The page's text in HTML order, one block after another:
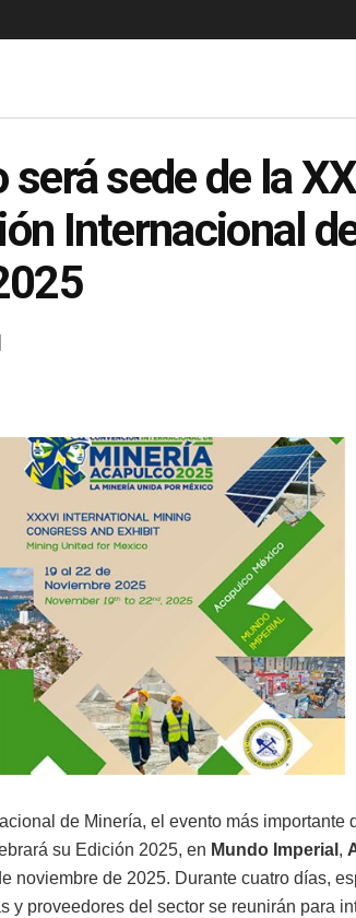
sede de la
Internacional
de Minería, el evento más importante
su Edición 2025, en Mundo Imperial ,
noviembre de 2025. Durante cuatro días,
y proveedores del sector se reunirán para